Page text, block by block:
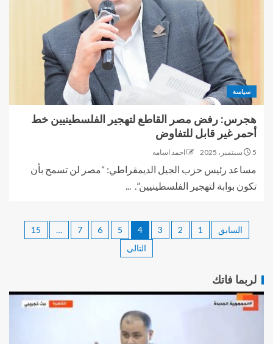
سياسة
هجرس: رفض مصر القاطع لتهجير الفلسطينيين خط
أحمر غير قابل للتفاوض
5 سبتمبر، 2025 احمد اسامه
مساعد رئيس حزب الجيل الديمقراطي: “مصر لن تسمح بأن
تكون بوابة لتهجير الفلسطينيين”. ...
السابق 1
2
3
4
5
6
7
…
15
التالي
لربما فاتك